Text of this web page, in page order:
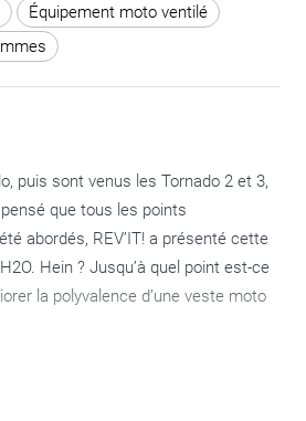
Équipement moto ventilé
puis sont venus les Tornado 2 et 3,
que tous les points
abordés, REV’IT! a présenté cette
Hein ? Jusqu’à quel point est-ce
la polyvalence d’une veste moto
et la sécurité générale ont déjà reçu